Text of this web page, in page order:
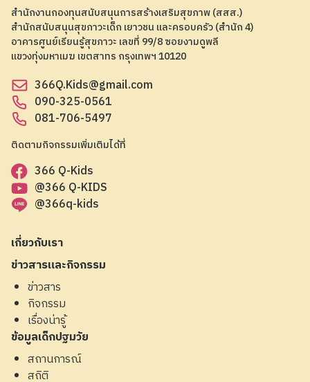
สำนักงานกองทุนสนับสนุนการสร้างเสริมสุขภาพ (สสส.)
สำนักสนับสนุนสุขภาวะเด็ก เยาวชน และครอบครัว (สำนัก 4)
อาคารศูนย์เรียนรู้สุขภาวะ เลขที่ 99/8 ซอยงามดูพลี
แขวงทุ่งมหาเมฆ เขตสาทร กรุงเทพฯ 10120
366Q.Kids@gmail.com
090-325-0561
081-706-5497
เกี่ยวกับเรา
ข่าวสารและกิจกรรม
ข่าวสาร
กิจกรรม
เรื่องน่ารู้
ข้อมูลเด็กปฐมวัย
สถานการณ์
สถิติ
ติดตามกิจกรรมเพิ่มเติมได้ที่
366 Q-Kids
@366 Q-KIDS
@366q-kids